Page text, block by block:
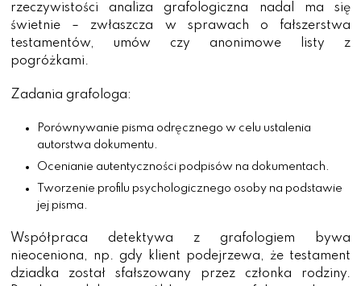
rzeczywistości analiza grafologiczna nadal ma się
świetnie – zwłaszcza w sprawach o fałszerstwa
testamentów, umów czy anonimowe listy z
pogróżkami.
Zadania grafologa:
Porównywanie pisma odręcznego w celu ustalenia
autorstwa dokumentu.
Ocenianie autentyczności podpisów na dokumentach.
Tworzenie profilu psychologicznego osoby na podstawie
jej pisma.
Współpraca detektywa z grafologiem bywa
nieoceniona, np. gdy klient podejrzewa, że testament
dziadka został sfałszowany przez członka rodziny.